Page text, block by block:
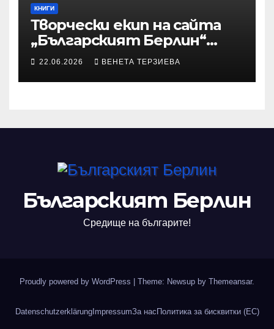
КНИГИ
Творчески екип на сайта
„Българският Берлин“
участва с произведения в
алманах „Словото, което
оживява“
22.06.2026 ВЕНЕТА ТЕРЗИЕВА
Българският Берлин
Средище на българите!
Proudly powered by WordPress Theme: Newsup by Themeansar.
DatenschutzerklärungImpressumЗа насПолитика за бисквитки (ЕС)